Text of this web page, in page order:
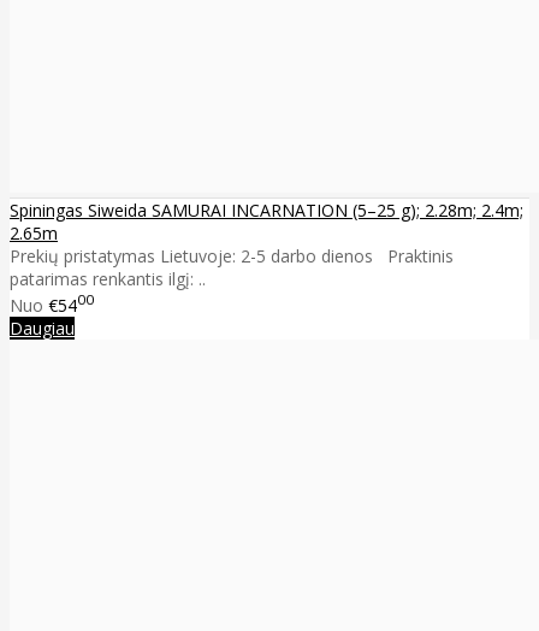
Spiningas Siweida SAMURAI INCARNATION (5–25 g); 2.28m; 2.4m;
2.65m
Prekių pristatymas Lietuvoje: 2-5 darbo dienos Praktinis
patarimas renkantis ilgį: ..
Nuo €5400
Daugiau